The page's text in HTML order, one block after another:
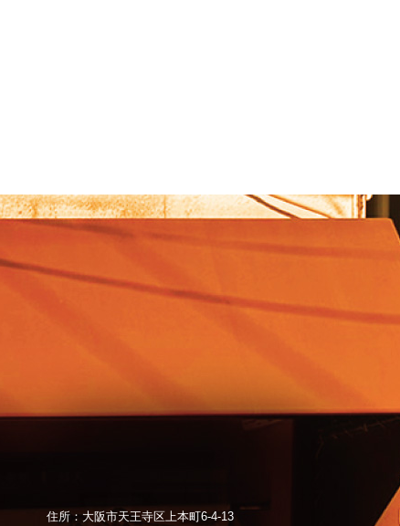
住所：大阪市天王寺区上本町6-4-13